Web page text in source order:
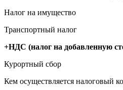
Налог на имущество
Транспортный налог
+НДС (налог на добавленную
Курортный сбор
Кем осуществляется налоговый